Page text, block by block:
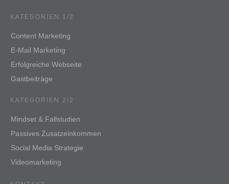
KATEGORIEN 1/2
Content Marketing
E-Mail Marketing
Erfolgreiche Webseite
Gastbeiträge
KATEGORIEN 2/2
Mindset & Fallstudien
Passives Zusatzeinkommen
Social Media Strategie
Videomarketing